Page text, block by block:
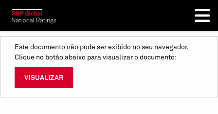
Este documento não pode ser exibido no seu navegador.
Clique no botão abaixo para visualizar o documento:
VISUALIZAR